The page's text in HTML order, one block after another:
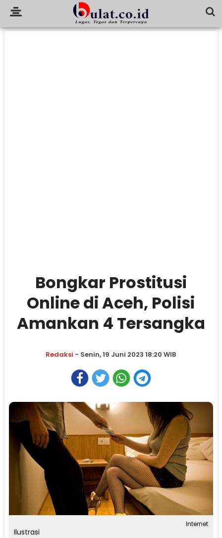
Bongkar Prostitusi
Online di Aceh, Polisi
Amankan 4 Tersangka
Redaksi - Senin, 19 Juni 2023 18:20 WIB
Internet
Ilustrasi